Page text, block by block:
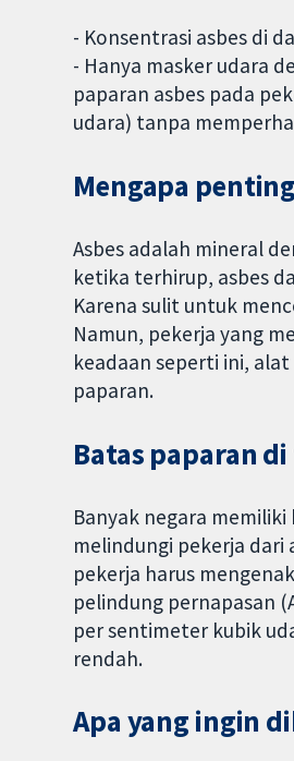
- Konsentrasi asbes di
- Hanya masker udara
paparan asbes pada
udara) tanpa
Mengapa
Asbes adalah mineral
ketika terhirup, asbes
Karena sulit untuk
Namun, pekerja yang
keadaan seperti ini,
paparan.
Batas paparan
Banyak negara
melindungi pekerja dari
pekerja harus
pelindung pernapasan
per sentimeter kubik
rendah.
Apa yang ingin